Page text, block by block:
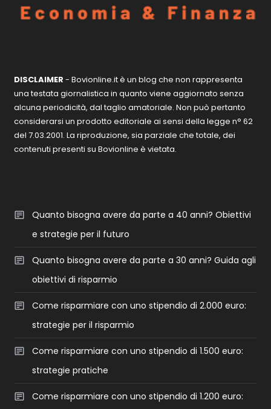
DISCLAIMER - Bovionline.it è un blog che non rappresenta
una testata giornalistica in quanto viene aggiornato senza
alcuna periodicità, dal taglio amatoriale. Non può pertanto
considerarsi un prodotto editoriale ai sensi della legge n° 62
del 7.03.2001. La riproduzione, sia parziale che totale, dei
contenuti presenti su Bovionline è vietata.
Quanto bisogna avere da parte a 40 anni? Obiettivi
e strategie per il futuro
Quanto bisogna avere da parte a 30 anni? Guida agli
obiettivi di risparmio
Come risparmiare con uno stipendio di 2.000 euro:
strategie per il risparmio
Come risparmiare con uno stipendio di 1.500 euro:
strategie pratiche
Come risparmiare con uno stipendio di 1.200 euro: